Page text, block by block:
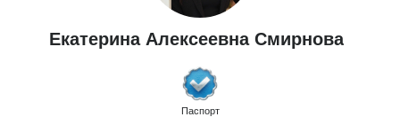
Екатерина Алексеевна Смирнова
Паспорт